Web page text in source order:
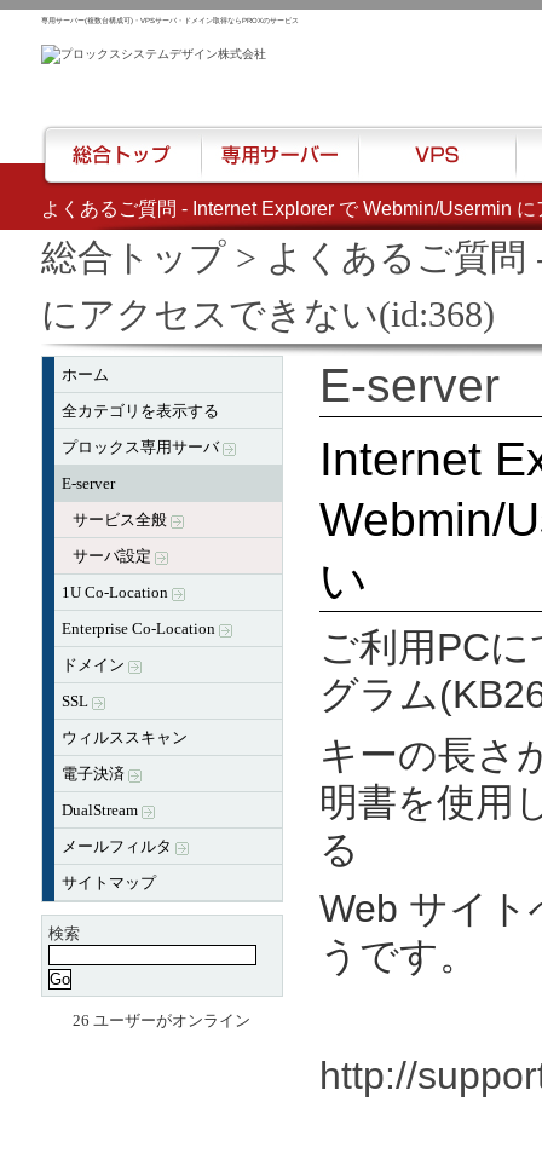
よくあるご質問 - Internet Explorer で Webmin/Usermin
専用サーバー(複数台構成可)・VPSサーバ・ドメイン取得ならPROXのサービス
総合トップ> よくあるご質問 -
にアクセスできない(id:368)
ホーム
全カテゴリを表示する
プロックス専用サーバ
E-server
サービス全般
サーバ設定
1U Co-Location
Enterprise Co-Location
ドメイン
SSL
ウィルススキャン
電子決済
DualStream
メールフィルタ
サイトマップ
検索
26 ユーザーがオンライン
E-server
Internet
Webmin/
い
ご利用PC
グラム
キーの長さ
明書を使用
る
Web サイ
うです。
http://
総合トップ 専用サーバー VPS ハ